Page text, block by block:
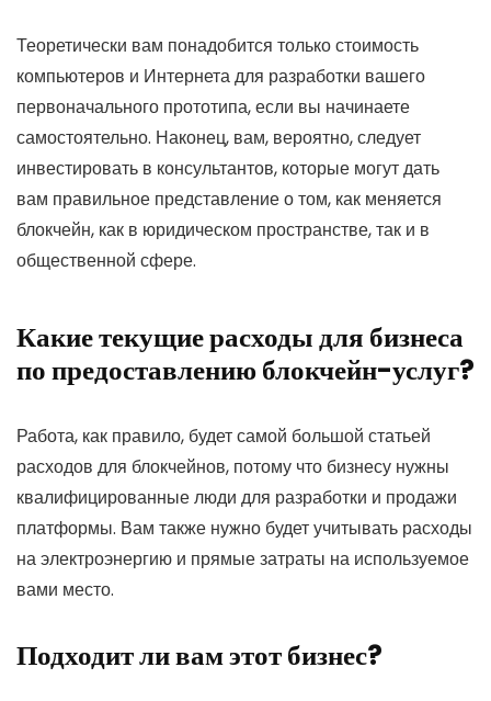
Теоретически вам понадобится только стоимость
компьютеров и Интернета для разработки вашего
первоначального прототипа, если вы начинаете
самостоятельно. Наконец, вам, вероятно, следует
инвестировать в консультантов, которые могут дать
вам правильное представление о том, как меняется
блокчейн, как в юридическом пространстве, так и в
общественной сфере.
Какие текущие расходы для бизнеса
по предоставлению блокчейн-услуг?
Работа, как правило, будет самой большой статьей
расходов для блокчейнов, потому что бизнесу нужны
квалифицированные люди для разработки и продажи
платформы. Вам также нужно будет учитывать расходы
на электроэнергию и прямые затраты на используемое
вами место.
Подходит ли вам этот бизнес?